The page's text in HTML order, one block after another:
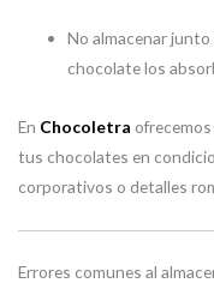
No almacenar
chocolate los
En Chocoletra
tus chocolates en
corporativos o detalles
Errores comunes al